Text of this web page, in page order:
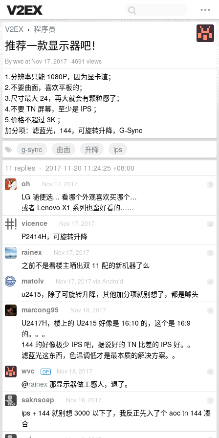
V2EX › 程序员
推荐一款显示器吧！
Bywvcat Nov 17, 2017 · 4691 views
1.分辨率只能 1080P，因为显卡渣；
2.不要曲面，喜欢平板的；
3.尺寸最大 24，再大就会有颗粒感了；
4.不要 TN 屏幕，至少是 IPS ；
5.价格不超过 3K ；
加分项：滤蓝光，144，可旋转升降，G-Sync
g-sync
曲面 升降
ips
11 replies • 2017-11-20 11:24:25 +08:00
1
oh Nov 17, 2017
LG 随便选… 看哪个外观喜欢买哪个…
或者 Lenovo X1 系列也蛮好看的……
2
vicence Nov 17, 2017
P2414H，可旋转升降
3
rainex Nov 17, 2017
之前不是看楼主晒出双 11 配的新机器了么
4
matolv Nov 17, 2017 via Android
u2415，除了可旋转升降，其他加分项就别想了，都是噱头
5
marcong95 Nov 18, 2017
U2417H，楼上的 U2415 好像是 16:10 的，这个是 16:9
的。。。
144 的好像极少 IPS 吧，据说好的 TN 比差的 IPS 好。。
滤蓝光这东西，色温调低才是最本质的解决方案。。
6
wvc OP Nov 18, 2017
@rainex 那显示器做工感人，退了。
7
saknsoap Nov 18, 2017
ips + 144 就别想 3000 以下了，我反正先入了个 aoc tn 144 凑
合